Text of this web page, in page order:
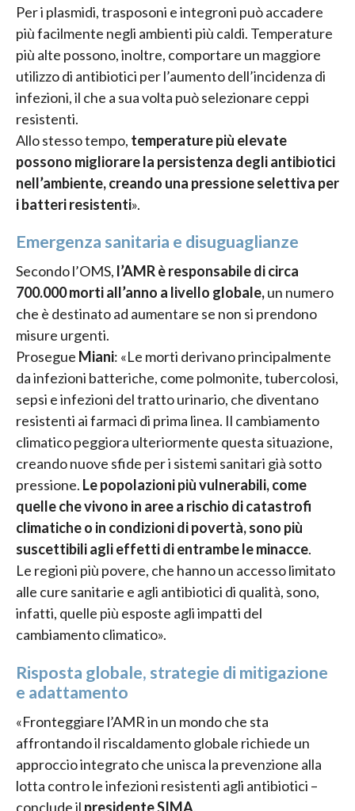
Per i plasmidi, trasposoni e integroni può accadere
più facilmente negli ambienti più caldi. Temperature
più alte possono, inoltre, comportare un maggiore
utilizzo di antibiotici per l’aumento dell’incidenza di
infezioni, il che a sua volta può selezionare ceppi
resistenti.
Allo stesso tempo, temperature più elevate
possono migliorare la persistenza degli antibiotici
nell’ambiente, creando una pressione selettiva per
i batteri resistenti».
Emergenza sanitaria e disuguaglianze
Secondo l’OMS, l’AMR è responsabile di circa
700.000 morti all’anno a livello globale,un numero
che è destinato ad aumentare se non si prendono
misure urgenti.
Prosegue Miani: «Le morti derivano principalmente
da infezioni batteriche, come polmonite, tubercolosi,
sepsi e infezioni del tratto urinario, che diventano
resistenti ai farmaci di prima linea. Il cambiamento
climatico peggiora ulteriormente questa situazione,
creando nuove sfide per i sistemi sanitari già sotto
pressione. Le popolazioni più vulnerabili, come
quelle che vivono in aree a rischio di catastrofi
climatiche o in condizioni di povertà, sono più
suscettibili agli effetti di entrambe le minacce.
Le regioni più povere, che hanno un accesso limitato
alle cure sanitarie e agli antibiotici di qualità, sono,
infatti, quelle più esposte agli impatti del
cambiamento climatico».
Risposta globale, strategie di mitigazione
e adattamento
«Fronteggiare l’AMR in un mondo che sta
affrontando il riscaldamento globale richiede un
approccio integrato che unisca la prevenzione alla
lotta contro le infezioni resistenti agli antibiotici –
conclude il presidente SIMA